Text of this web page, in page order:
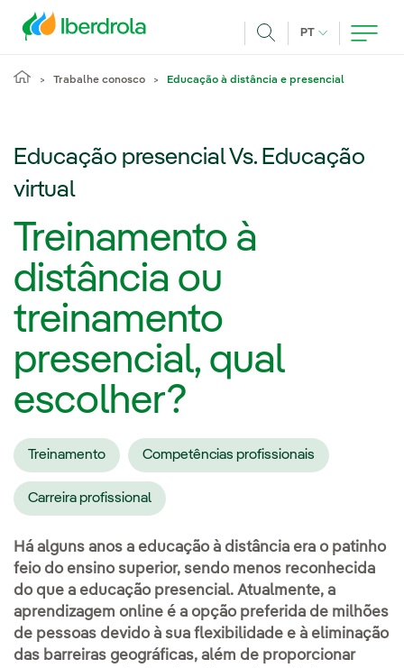
PT IDIOMA ATUAL,
Trabalhe conosco Educação à distância e presencial
Educação presencial Vs. Educação
virtual
Treinamento à
distância ou
treinamento
presencial, qual
escolher?
Treinamento Competências profissionais
Carreira profissional
Há alguns anos a educação à distância era o patinho
feio do ensino superior, sendo menos reconhecida
do que a educação presencial. Atualmente, a
aprendizagem online é a opção preferida de milhões
de pessoas devido à sua flexibilidade e à eliminação
das barreiras geográficas, além de proporcionar